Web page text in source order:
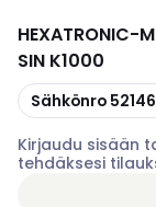
HEXATRONIC-
SIN K1000
Kopioi
Sähkönro
Kirjaudu sisään
tehdäksesi